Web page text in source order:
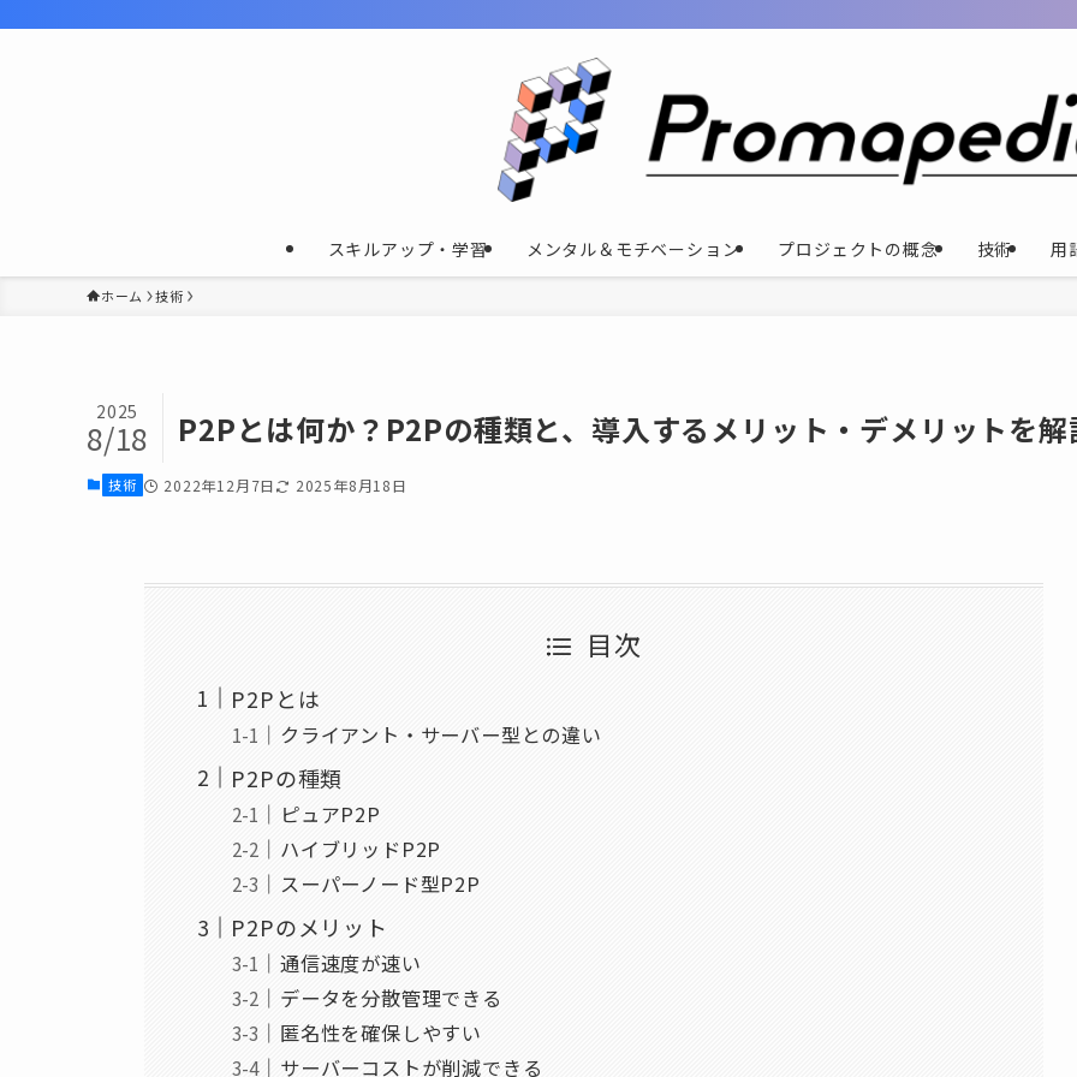
スキルアップ・学習 メンタル＆モチベーション プロジェクトの概念 技術 用
ホーム 技術
P2Pとは何か？P2Pの種類と、導入するメリット・デメリットを解
2025
8/18
技術 2022年12月7日 2025年8月18日
目次
P2Pとは
クライアント・サーバー型との違い
P2Pの種類
ピュアP2P
ハイブリッドP2P
スーパーノード型P2P
P2Pのメリット
通信速度が速い
データを分散管理できる
匿名性を確保しやすい
サーバーコストが削減できる